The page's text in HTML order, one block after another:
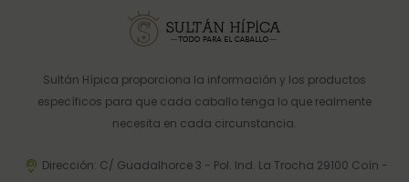
Sultán Hípica proporciona la información y los productos
específicos para que cada caballo tenga lo que realmente
necesita en cada circunstancia.
Dirección: C/ Guadalhorce 3 - Pol. Ind. La Trocha 29100 Coín -